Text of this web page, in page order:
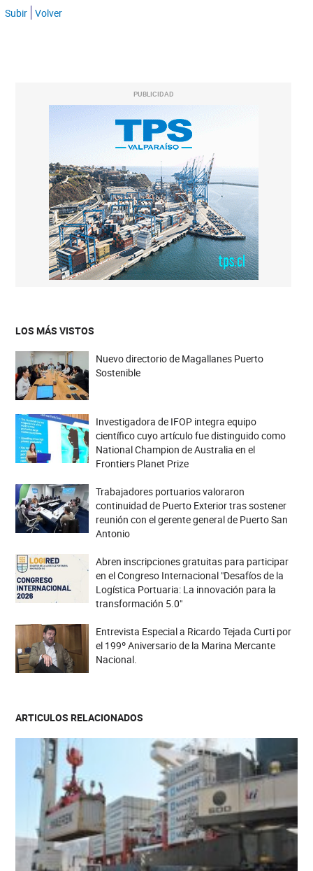
Subir Volver
PUBLICIDAD
LOS MÁS VISTOS
Nuevo directorio de Magallanes Puerto
Sostenible
Investigadora de IFOP integra equipo
científico cuyo artículo fue distinguido como
National Champion de Australia en el
Frontiers Planet Prize
Trabajadores portuarios valoraron
continuidad de Puerto Exterior tras sostener
reunión con el gerente general de Puerto San
Antonio
Abren inscripciones gratuitas para participar
en el Congreso Internacional "Desafíos de la
Logística Portuaria: La innovación para la
transformación 5.0"
Entrevista Especial a Ricardo Tejada Curti por
el 199º Aniversario de la Marina Mercante
Nacional.
ARTICULOS RELACIONADOS